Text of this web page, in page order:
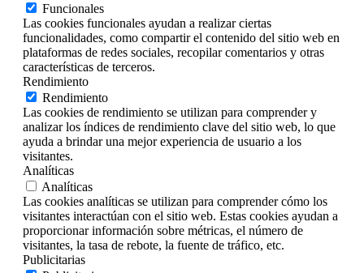
Funcionales
Las cookies funcionales ayudan a realizar ciertas
funcionalidades, como compartir el contenido del sitio web en
plataformas de redes sociales, recopilar comentarios y otras
características de terceros.
Rendimiento
Rendimiento
Las cookies de rendimiento se utilizan para comprender y
analizar los índices de rendimiento clave del sitio web, lo que
ayuda a brindar una mejor experiencia de usuario a los
visitantes.
Analíticas
Analíticas
Las cookies analíticas se utilizan para comprender cómo los
visitantes interactúan con el sitio web. Estas cookies ayudan a
proporcionar información sobre métricas, el número de
visitantes, la tasa de rebote, la fuente de tráfico, etc.
Publicitarias